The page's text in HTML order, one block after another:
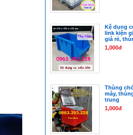
Kệ dụng
link kiện
giá rẻ,
1,000đ
Thùng
máy,
trung
1,000đ